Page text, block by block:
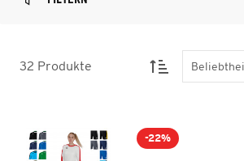
32 Produkte
-22%